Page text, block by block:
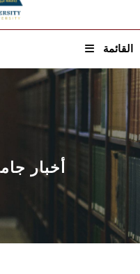
القائمة
أخبار